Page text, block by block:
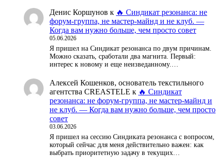
Денис Коршунов к 🔥 Синдикат резонанса: не
форум-группа, не мастер-майнд и не клуб. —
Когда вам нужно больше, чем просто совет
05.06.2026
Я пришел на Синдикат резонанса по двум причинам.
Можно сказать, сработали два магнита. Первый:
интерес к новому и еще неизведанному.…
Алексей Кошенков, основатель текстильного
агентства CREASTELE к 🔥 Синдикат
резонанса: не форум-группа, не мастер-майнд и
не клуб. — Когда вам нужно больше, чем просто
совет
03.06.2026
Я пришел на сессию Синдиката резонанса с вопросом,
который сейчас для меня действительно важен: как
выбрать приоритетную задачу в текущих…